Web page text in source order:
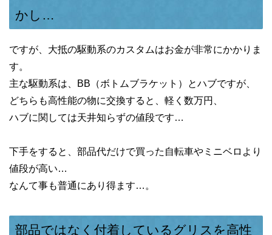
かし…
ですが、大抵の駆動系のカスタムはお金が非常にかかりま
す。
主な駆動系は、BB（ボトムブラケット）とハブですが、
どちらも高性能の物に交換すると、軽く数万円、
ハブに関しては天井知らずの値段です…
下手をすると、部品代だけで買った自転車やミニベロより
値段が高い…
なんて事も普通にあり得ます…。
部品ではなく付着しているグリスを高性